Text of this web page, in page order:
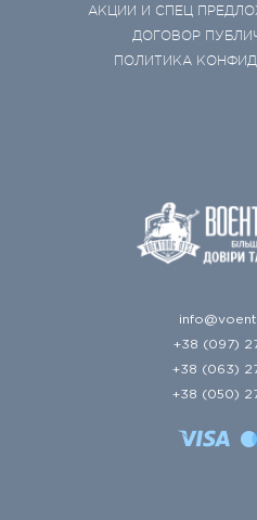
АКЦИИ И СПЕЦ
ДОГОВОР
ПОЛИТИКА
+38 (097)
+38 (063)
+38 (050)